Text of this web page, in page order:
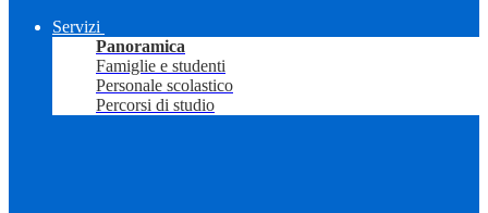
Servizi
Panoramica
Famiglie e studenti
Personale scolastico
Percorsi di studio